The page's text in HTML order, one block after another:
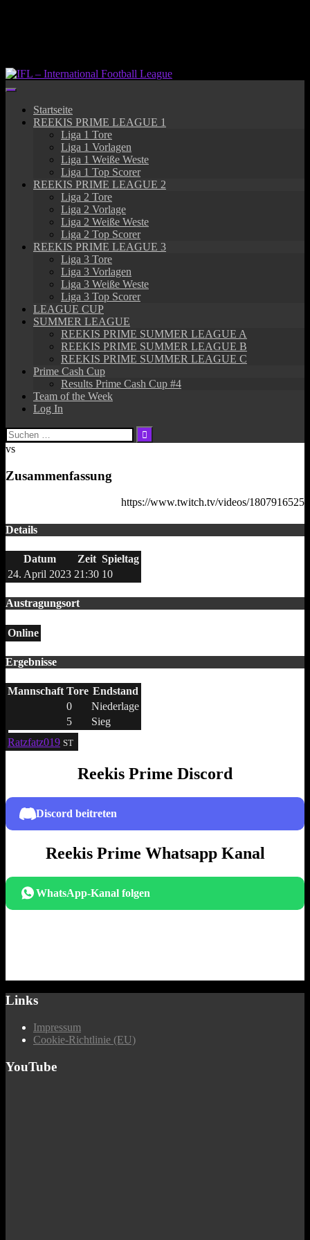
Startseite
REEKIS PRIME LEAGUE 1
Liga 1 Tore
Liga 1 Vorlagen
Liga 1 Weiße Weste
Liga 1 Top Scorer
REEKIS PRIME LEAGUE 2
Liga 2 Tore
Liga 2 Vorlage
Liga 2 Weiße Weste
Liga 2 Top Scorer
REEKIS PRIME LEAGUE 3
Liga 3 Tore
Liga 3 Vorlagen
Liga 3 Weiße Weste
Liga 3 Top Scorer
LEAGUE CUP
SUMMER LEAGUE
REEKIS PRIME SUMMER LEAGUE A
REEKIS PRIME SUMMER LEAGUE B
REEKIS PRIME SUMMER LEAGUE C
Prime Cash Cup
Results Prime Cash Cup #4
Team of the Week
Log In
Suchen
nach:
vs
Zusammenfassung
https://www.twitch.tv/videos/1807916525
Details
Datum Zeit Spieltag
24. April 2023 21:30 10
Austragungsort
Online
Ergebnisse
Mannschaft Tore Endstand
0
Niederlage
5
Sieg
Ratzfatz019 ST
Reekis Prime Discord
Discord beitreten
Reekis Prime Whatsapp Kanal
WhatsApp-Kanal folgen
Links
Impressum
Cookie-Richtlinie (EU)
YouTube